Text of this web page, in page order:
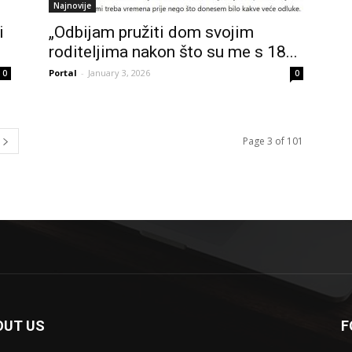
0
Najnovije
„Odbijam pružiti dom svojim
roditeljima nakon što su me s 18...
Portal - January 3, 2026 0
Page 3 of 101
US